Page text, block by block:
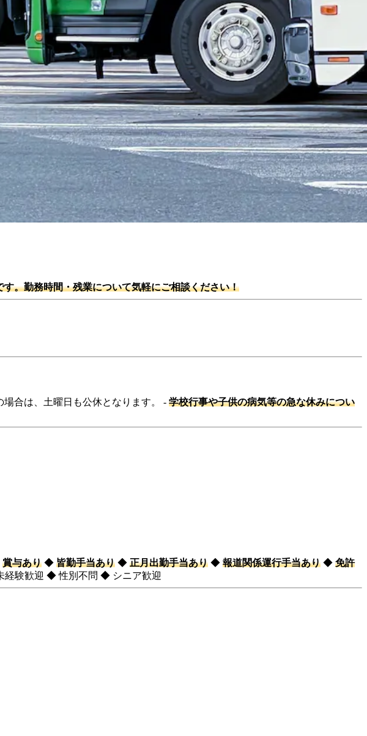
車種・サイズ -タクシーに乗務いただきます。 - タクシー44両 / ジャンボタクシ
となります。 - 90％が電話依頼・GPSによる配車システムで安定した集客で働
年齢不問 - どなたでもご応募ください！
す。勤務時間・残業について気軽にご相談ください！
合は、土曜日も公休となります。 - 学校行事や子供の病気等の急な休みについ
賞与あり ◆ 皆勤手当あり ◆ 正月出勤手当あり ◆ 報道関係運行手当あり ◆ 免許
験歓迎 ◆ 性別不問 ◆ シニア歓迎